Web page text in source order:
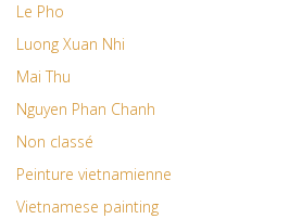
Le Pho
Luong Xuan Nhi
Mai Thu
Nguyen Phan Chanh
Non classé
Peinture vietnamienne
Vietnamese painting